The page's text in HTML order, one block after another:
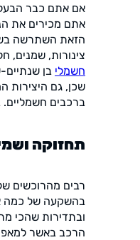
אם אתם כבר
אתם מכירים את
הזאת השתרשה
צינורות, שמנים,
חשמלי בן
שכן, גם היצירות
ברכבים חשמליים.
תחזוקה
רבים מהרוכשים
בהשקעה של כמה
ובתדירות שהכי
הרכב באשר